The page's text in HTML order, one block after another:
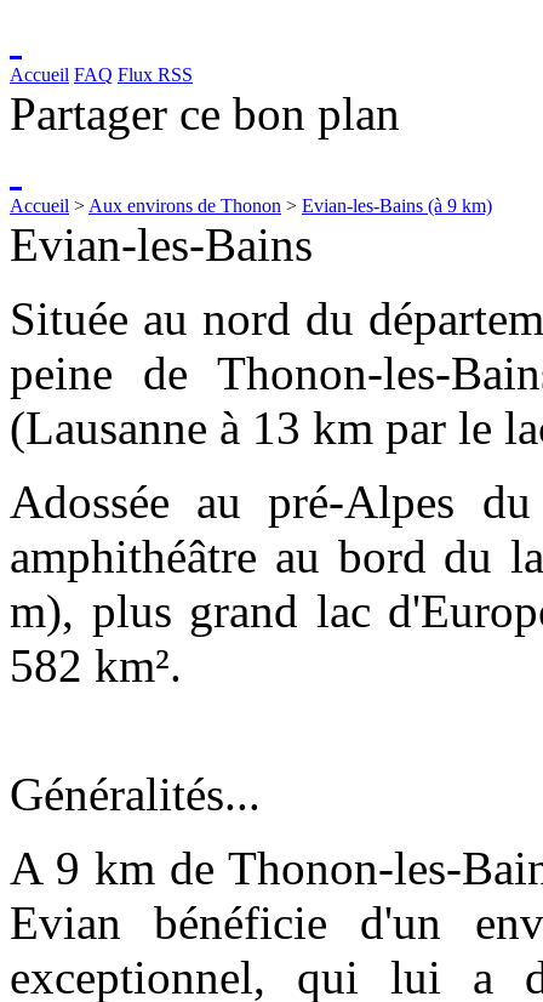
Accueil FAQ Flux RSS
Partager ce bon plan
Accueil > Aux environs de Thonon > Evian-les-Bains (à 9 km)
Evian-les-Bains
Située au nord du
peine de Thonon-les-
(Lausanne à 13 km par le
Adossée au pré-Alpes
amphithéâtre au bord du
m), plus grand lac
582 km².
Généralités...
A 9 km de Thonon-les-
Evian bénéficie d'un
exceptionnel, qui lui a